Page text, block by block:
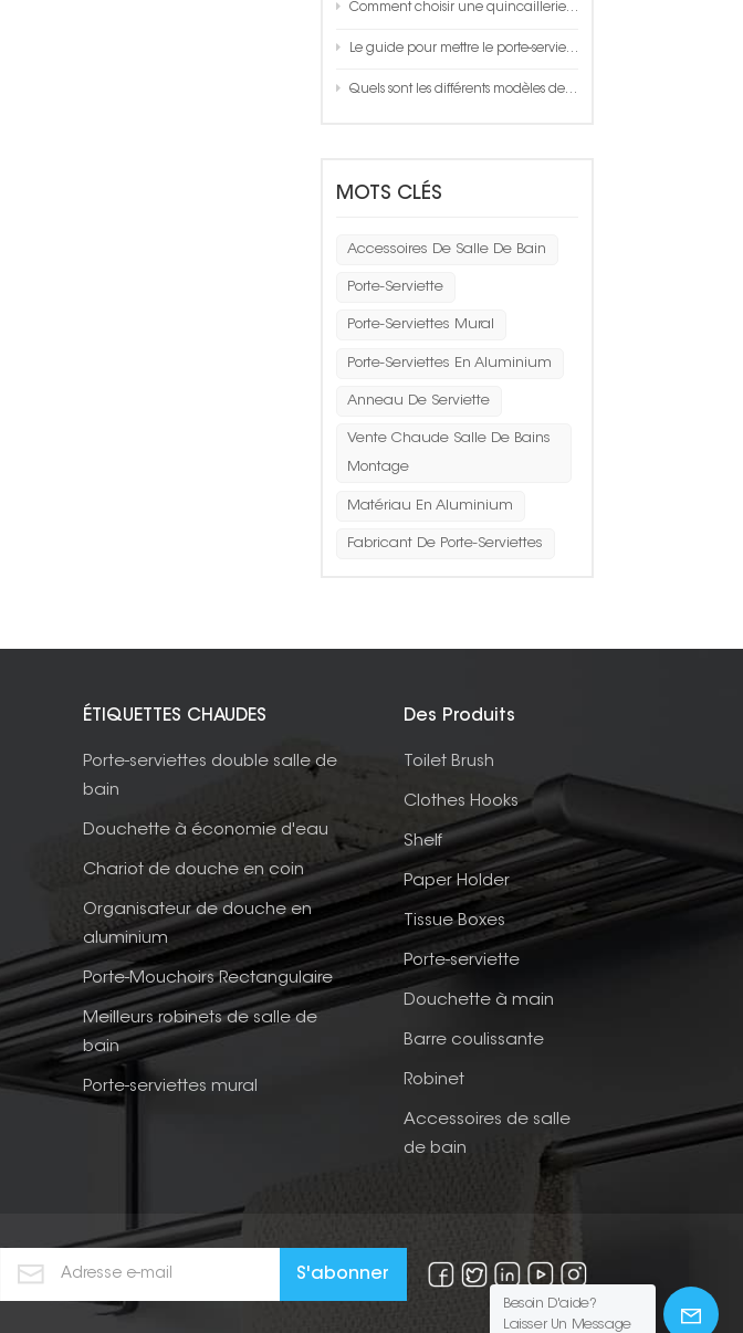
Comment choisir une quincaillerie aluminium space de qualité ?
Le guide pour mettre le porte-serviettes dans votre salle de bain
Quels sont les différents modèles de pulvérisation disponibles sur une douchette à main ?
MOTS CLÉS
Accessoires De Salle De Bain
Porte-Serviette
Porte-Serviettes Mural
Porte-Serviettes En Aluminium
Anneau De Serviette
Vente Chaude Salle De Bains
Montage
Matériau En Aluminium
Fabricant De Porte-Serviettes
ÉTIQUETTES CHAUDES
Porte-serviettes double salle de
bain
Douchette à économie d'eau
Chariot de douche en coin
Organisateur de douche en
aluminium
Porte-Mouchoirs Rectangulaire
Meilleurs robinets de salle de
bain
Porte-serviettes mural
Des Produits
Toilet Brush
Clothes Hooks
Shelf
Paper Holder
Tissue Boxes
Porte-serviette
Douchette à main
Barre coulissante
Robinet
Accessoires de salle
de bain
Besoin D'aide?
Laisser Un Message